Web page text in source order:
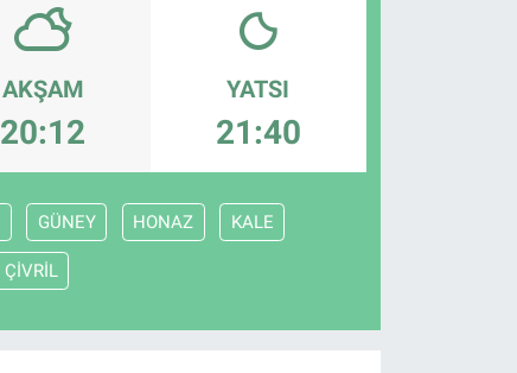
AKŞAM
20:12
YATSI
21:40
GÜNEY HONAZ KALE
ÇİVRİL